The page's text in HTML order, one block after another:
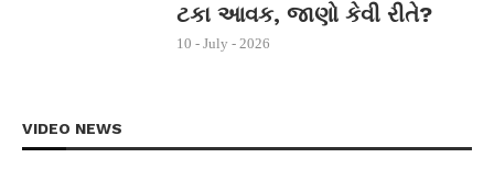
ટકા આવક, જાણો કેવી રીતે?
10 - July - 2026
VIDEO NEWS